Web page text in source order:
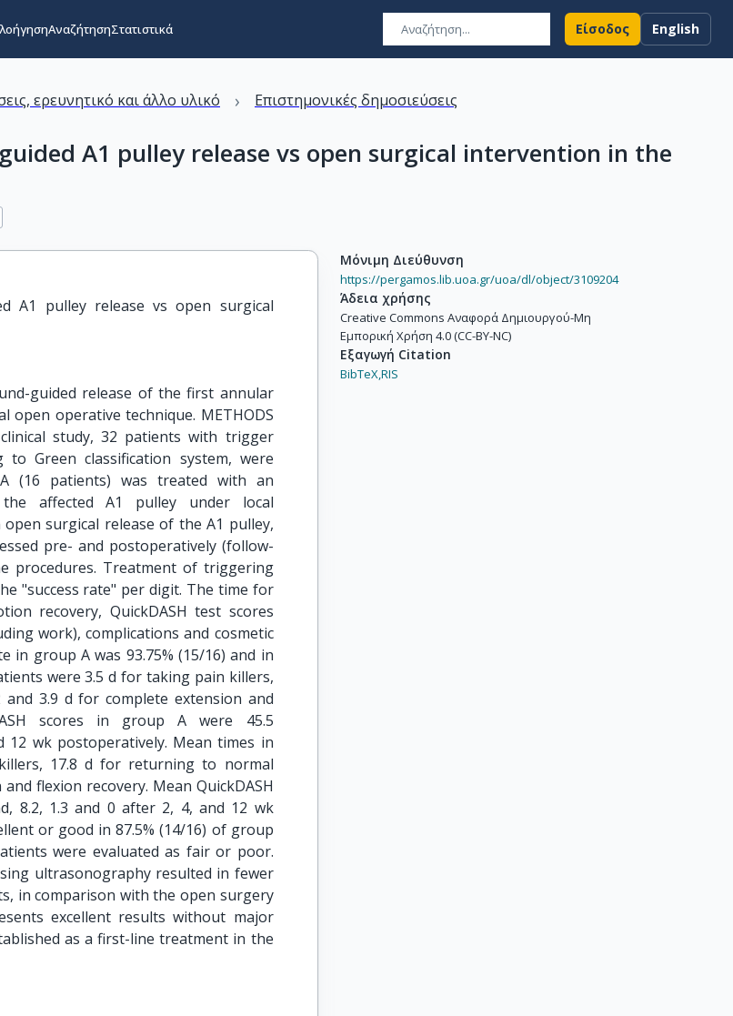
ΑναζήτησηΣτατιστικά Είσοδος English
ερευνητικό και άλλο υλικό › Επιστημονικές δημοσιεύσεις
A1 pulley release vs open surgical intervention in the
A1 pulley release vs open surgical
guided release of the first annular
operative technique. METHODS
study, 32 patients with trigger
Green classification system, were
(16 patients) was treated with an
the affected A1 pulley under local
surgical release of the A1 pulley,
pre- and postoperatively (follow-
procedures. Treatment of triggering
"success rate" per digit. The time for
recovery, QuickDASH test scores
work), complications and cosmetic
in group A was 93.75% (15/16) and in
were 3.5 d for taking pain killers,
3.9 d for complete extension and
scores in group A were 45.5
12 wk postoperatively. Mean times in
17.8 d for returning to normal
flexion recovery. Mean QuickDASH
8.2, 1.3 and 0 after 2, 4, and 12 wk
or good in 87.5% (14/16) of group
were evaluated as fair or poor.
ultrasonography resulted in fewer
in comparison with the open surgery
excellent results without major
as a first-line treatment in the
Μόνιμη Διεύθυνση
https://pergamos.lib.uoa.gr/uoa/dl/object/3109204
Άδεια χρήσης
Creative Commons Αναφορά Δημιουργού-Μη
Εμπορική Χρήση 4.0 (CC-BY-NC)
Εξαγωγή Citation
BibTeX,RIS